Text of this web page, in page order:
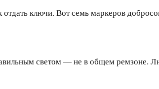
ключи. Вот семь маркеров
светом — не в общем ремзоне.